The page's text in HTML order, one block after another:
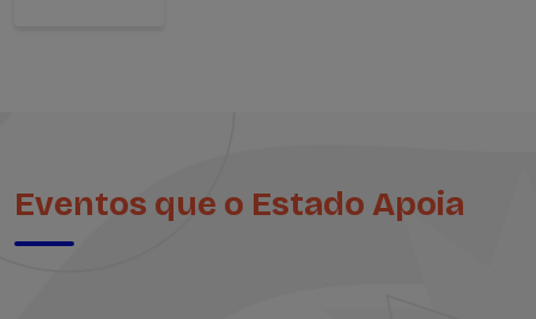
Eventos que o Estado Apoia